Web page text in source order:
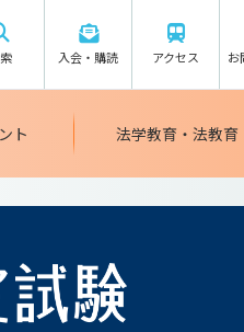
入会・購読 アクセス お
ト 法学教育・法教育